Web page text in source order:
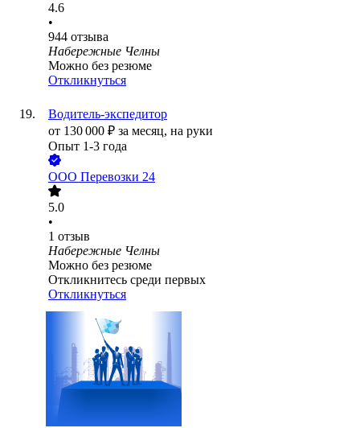
4.6
•
944 отзыва
Набережные Челны
Можно без резюме
Откликнуться
Водитель-экспедитор
от 130 000 ₽ за месяц, на руки
Опыт 1-3 года
ООО Перевозки 24
5.0
•
1 отзыв
Набережные Челны
Можно без резюме
Откликнитесь среди первых
Откликнуться